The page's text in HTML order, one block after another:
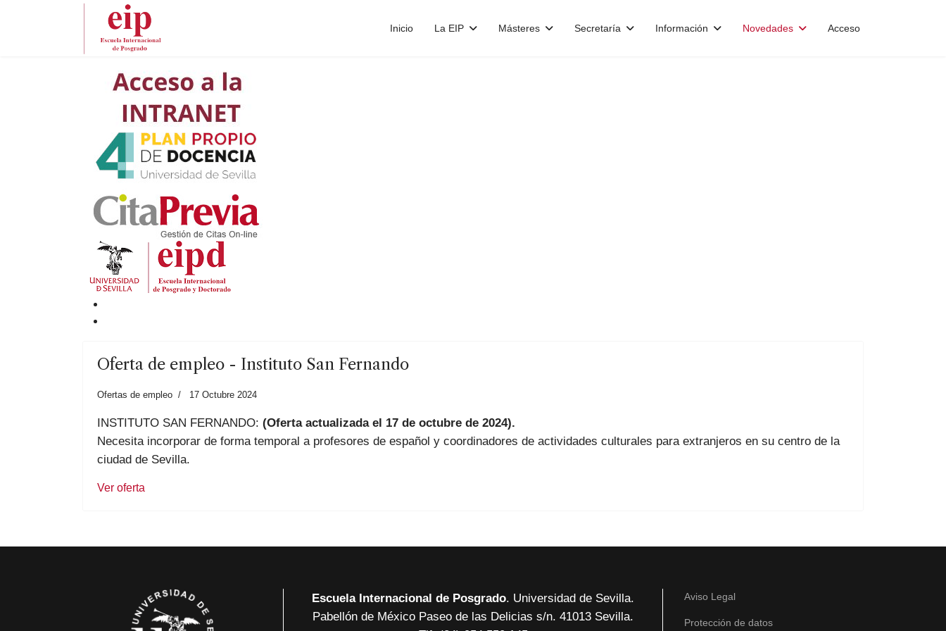
Inicio La EIP Másteres Secretaría Información Novedades Acceso
Oferta de empleo - Instituto San Fernando
Ofertas de empleo 17 Octubre 2024
INSTITUTO SAN FERNANDO: (Oferta actualizada el 17 de octubre de 2024).
Necesita incorporar de forma temporal a profesores de español y coordinadores de actividades culturales para extranjeros en su centro de la
ciudad de Sevilla.
Ver oferta
Escuela Internacional de Posgrado. Universidad de Sevilla.
Pabellón de México Paseo de las Delicias s/n. 41013 Sevilla.
Aviso Legal
Protección de datos